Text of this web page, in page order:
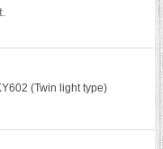
(Twin light type)